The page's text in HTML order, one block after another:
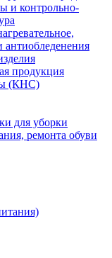
и контрольно-
антиобледенения
продукция
(КНС)
для уборки
ремонта обуви